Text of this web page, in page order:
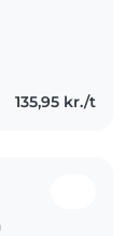
op
en
135,95 kr./t